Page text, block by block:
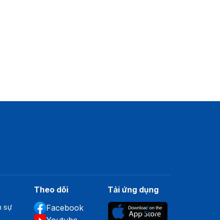
sự
Theo dõi
Facebook
Tải ứng dụng